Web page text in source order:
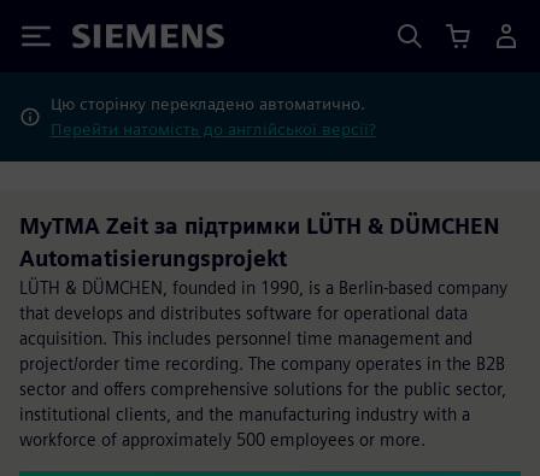
Siemens
Цю сторінку перекладено автоматично.
Перейти натомість до англійської версії?
MyTMA Zeit за підтримки LÜTH & DÜMCHEN
Automatisierungsprojekt
LÜTH & DÜMCHEN, founded in 1990, is a Berlin-based company
that develops and distributes software for operational data
acquisition. This includes personnel time management and
project/order time recording. The company operates in the B2B
sector and offers comprehensive solutions for the public sector,
institutional clients, and the manufacturing industry with a
workforce of approximately 500 employees or more.